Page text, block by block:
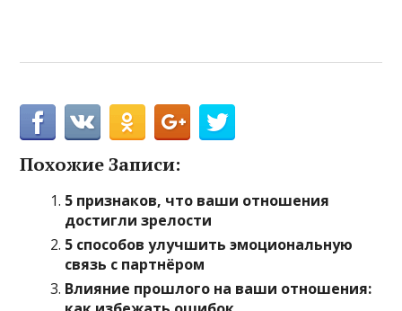
Похожие Записи:
5 признаков, что ваши отношения
достигли зрелости
5 способов улучшить эмоциональную
связь с партнёром
Влияние прошлого на ваши отношения: